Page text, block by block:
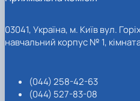
03041, Україна, м. Київ вул.
навчальний корпус № 1,
(044) 258-42-63
(044) 527-83-08